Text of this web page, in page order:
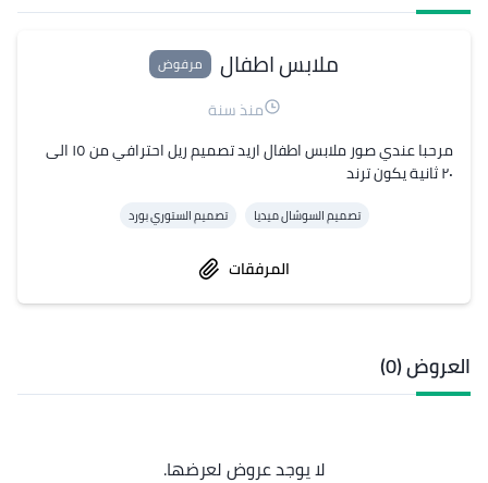
ملابس اطفال مرفوض
منذ سنة
٢٠ ثانية يكون ترند
تصميم السوشال ميديا تصميم الستوري بورد
المرفقات
العروض (0)
لا يوجد عروض لعرضها.